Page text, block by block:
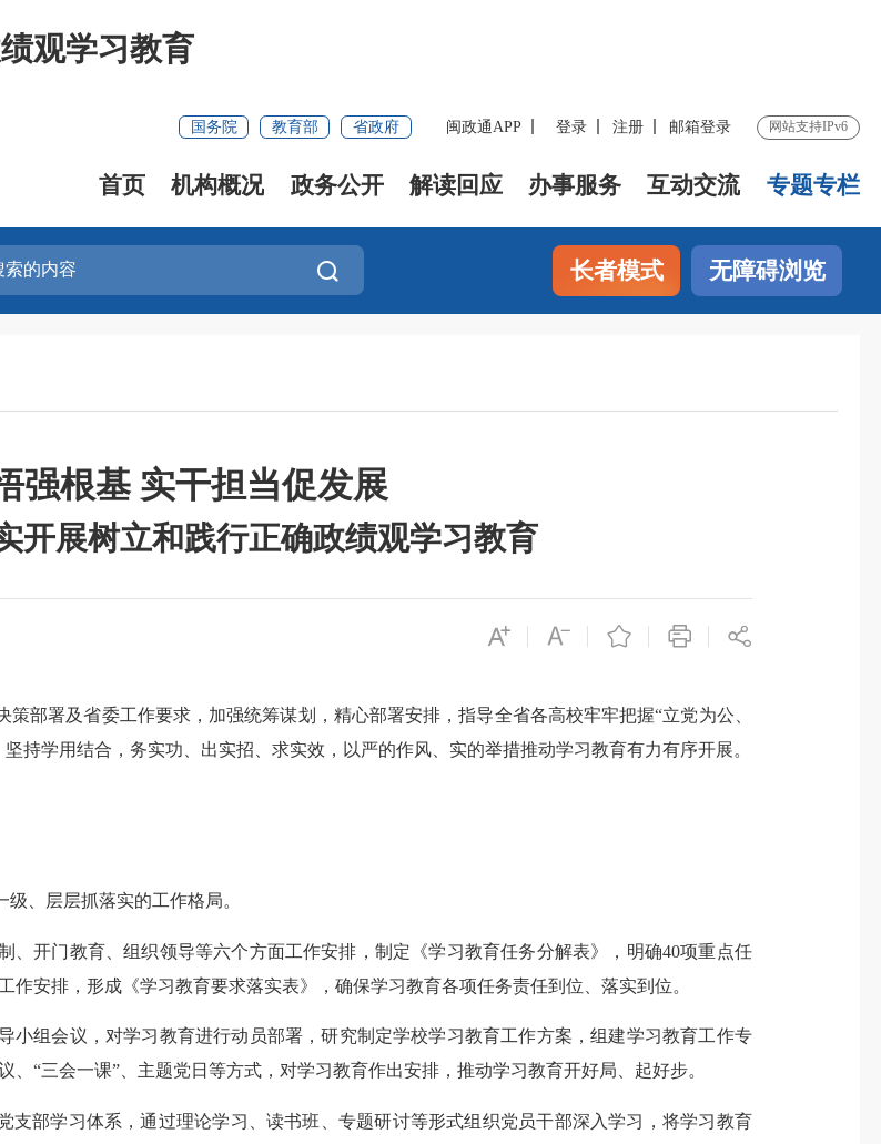
观学习教育
国务院 教育部 省政府 闽政通APP 登录 注册 邮箱登录 网站支持IPv6
首页 机构概况 政务公开 解读回应 办事服务 互动交流 专题专栏
长者模式 无障碍浏览
强根基 实干担当促发展
展树立和践行正确政绩观学习教育
部署及省委工作要求，加强统筹谋划，精心部署安排，指导全省各高校牢牢把握“立党为公、
持学用结合，务实功、出实招、求实效，以严的作风、实的举措推动学习教育有力有序开展。
级、层层抓落实的工作格局。
、开门教育、组织领导等六个方面工作安排，制定《学习教育任务分解表》，明确40项重点任
安排，形成《学习教育要求落实表》，确保学习教育各项任务责任到位、落实到位。
小组会议， 对学习教育进行动员部署，研究制定学校学习教育工作方案，组建学习教育工作专
、“三会一课”、主题党日等方式，对学习教育作出安排，推动学习教育开好局、起好步。
支部学习体系，通过理论学习、读书班、专题研讨等形式组织党员干部深入学习，将学习教育